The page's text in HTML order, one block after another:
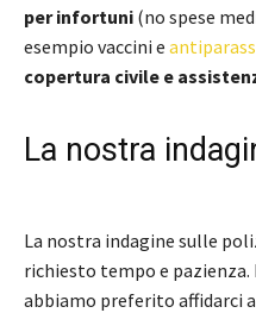
per infortuni (no spese
esempio vaccini e
copertura civile e
La nostra
La nostra indagine sulle
richiesto tempo e pazienza.
abbiamo preferito affidarci